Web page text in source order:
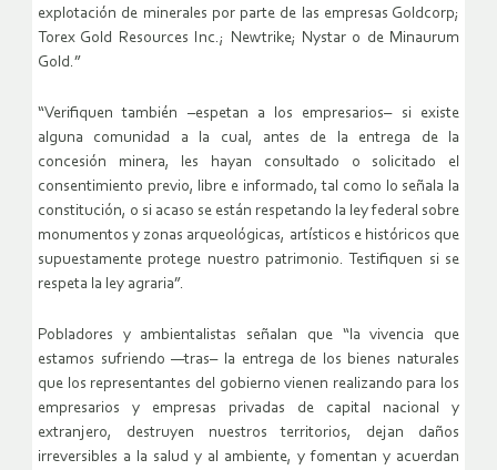
explotación de minerales por parte de las empresas Goldcorp;
Torex Gold Resources Inc.; Newtrike; Nystar o de Minaurum
Gold.”
“Verifiquen también –espetan a los empresarios– si existe
alguna comunidad a la cual, antes de la entrega de la
concesión minera, les hayan consultado o solicitado el
consentimiento previo, libre e informado, tal como lo señala la
constitución, o si acaso se están respetando la ley federal sobre
monumentos y zonas arqueológicas, artísticos e históricos que
supuestamente protege nuestro patrimonio. Testifiquen si se
respeta la ley agraria”.
Pobladores y ambientalistas señalan que “la vivencia que
estamos sufriendo —tras– la entrega de los bienes naturales
que los representantes del gobierno vienen realizando para los
empresarios y empresas privadas de capital nacional y
extranjero, destruyen nuestros territorios, dejan daños
irreversibles a la salud y al ambiente, y fomentan y acuerdan